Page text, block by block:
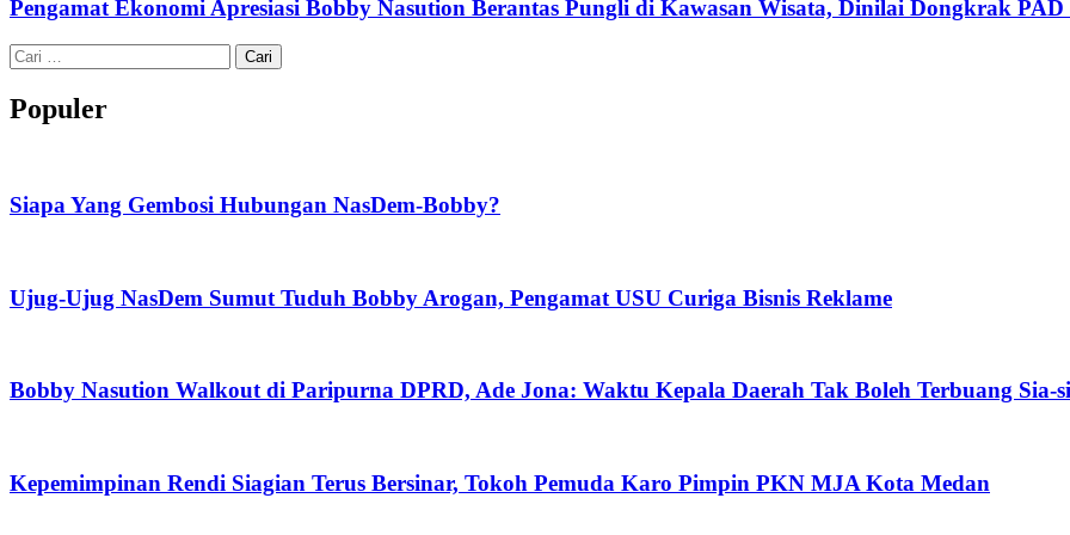
Pengamat Ekonomi Apresiasi Bobby Nasution Berantas Pungli di Kawasan Wisata, Dinilai Dongkrak
Cari
untuk:
Populer
Siapa Yang Gembosi Hubungan NasDem-Bobby?
Ujug-Ujug NasDem Sumut Tuduh Bobby Arogan, Pengamat USU Curiga Bisnis Reklame
Bobby Nasution Walkout di Paripurna DPRD, Ade Jona: Waktu Kepala Daerah Tak Boleh Terbuang Sia-
Kepemimpinan Rendi Siagian Terus Bersinar, Tokoh Pemuda Karo Pimpin PKN MJA Kota Medan